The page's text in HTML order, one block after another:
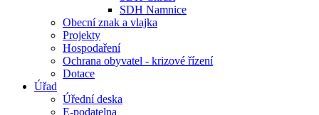
SDH Namnice
Obecní znak a vlajka
Projekty
Hospodaření
Ochrana obyvatel - krizové řízení
Dotace
Úřad
Úřední deska
E-podatelna